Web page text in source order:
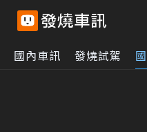
國內車訊 發燒試駕